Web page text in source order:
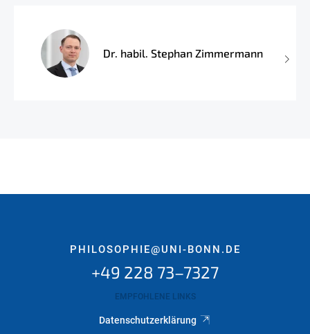
Dr. habil. Stephan Zimmermann
PHILOSOPHIE@UNI-BONN.DE
+49 228 73–7327
EMPFOHLENE LINKS
Datenschutzerklärung